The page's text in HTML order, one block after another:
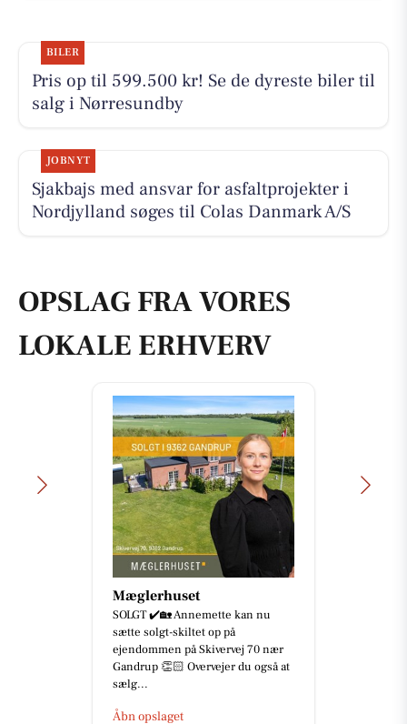
BILER
Pris op til 599.500 kr! Se de dyreste biler til
salg i Nørresundby
JOBNYT
Sjakbajs med ansvar for asfaltprojekter i
Nordjylland søges til Colas Danmark A/S
OPSLAG FRA VORES
LOKALE ERHVERV
Mæglerhuset
SOLGT ✔️🏡 Annemette kan nu
sætte solgt-skiltet op på
ejendommen på Skivervej 70 nær
Gandrup 👏🏻 Overvejer du også at
sælg...
Åbn opslaget